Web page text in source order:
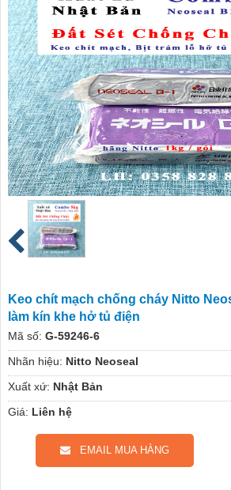
Keo chít mạch chống cháy Nitto
làm kín khe hở tủ điện
Mã số: G-59246-6
Nhãn hiệu: Nitto Neoseal
Xuất xứ: Nhật Bản
Giá: Liên hệ
EMAIL MUA HÀNG